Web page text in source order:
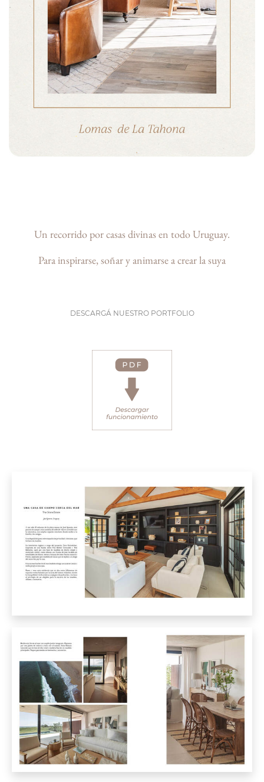
Un recorrido por casas divinas en todo Uruguay.
Para inspirarse, soñar y animarse a crear la suya
DESCARGÁ NUESTRO PORTFOLIO